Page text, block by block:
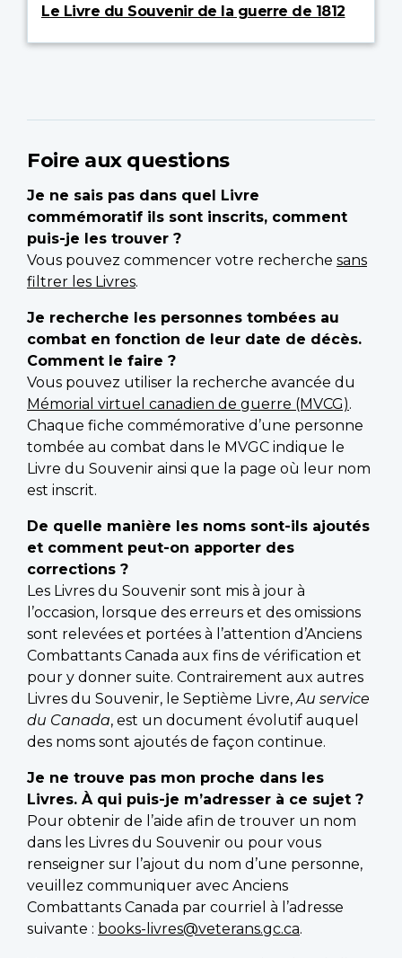
Le Livre du Souvenir de la guerre de 1812
Foire aux questions
Je ne sais pas dans quel Livre
commémoratif ils sont inscrits, comment
puis-je les trouver ?
Vous pouvez commencer votre recherche sans
filtrer les Livres.
Je recherche les personnes tombées au
combat en fonction de leur date de décès.
Comment le faire ?
Vous pouvez utiliser la recherche avancée du
Mémorial virtuel canadien de guerre (MVCG).
Chaque fiche commémorative d’une personne
tombée au combat dans le MVGC indique le
Livre du Souvenir ainsi que la page où leur nom
est inscrit.
De quelle manière les noms sont-ils ajoutés
et comment peut-on apporter des
corrections ?
Les Livres du Souvenir sont mis à jour à
l’occasion, lorsque des erreurs et des omissions
sont relevées et portées à l’attention d’Anciens
Combattants Canada aux fins de vérification et
pour y donner suite. Contrairement aux autres
Livres du Souvenir, le Septième Livre,Au service
du Canada, est un document évolutif auquel
des noms sont ajoutés de façon continue.
Je ne trouve pas mon proche dans les
Livres. À qui puis-je m’adresser à ce sujet ?
Pour obtenir de l’aide afin de trouver un nom
dans les Livres du Souvenir ou pour vous
renseigner sur l’ajout du nom d’une personne,
veuillez communiquer avec Anciens
Combattants Canada par courriel à l’adresse
suivante : books-livres@veterans.gc.ca.